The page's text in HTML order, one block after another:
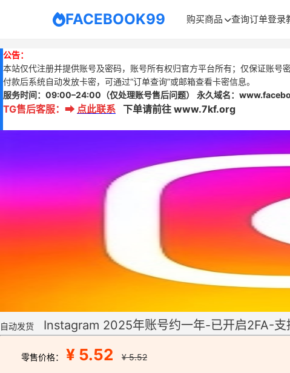
FACEBOOK99 购买商品 查询订单登录
公告：
本站仅代注册并提供账号及密码，账号所有权归官方平台所有；仅保证账号
付款后系统自动发放卡密，可通过“订单查询”或邮箱查看卡密信息。
服务时间： 09:00–24:00 （仅处理账号售后问题） 永久域名：www.
TG售后客服： ➡ 点此联系 下单请前往 www.7kf.org
自动发货 Instagram 2025年账号约一年-已开启2FA-
零售价格： ¥ 5.52 ¥ 5.52